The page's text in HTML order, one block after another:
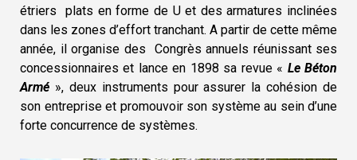
étriers plats en forme de U et des armatures inclinées
dans les zones d’effort tranchant. A partir de cette même
année, il organise des Congrès annuels réunissant ses
concessionnaires et lance en 1898 sa revue « Le Béton
Armé », deux instruments pour assurer la cohésion de
son entreprise et promouvoir son système au sein d’une
forte concurrence de systèmes.